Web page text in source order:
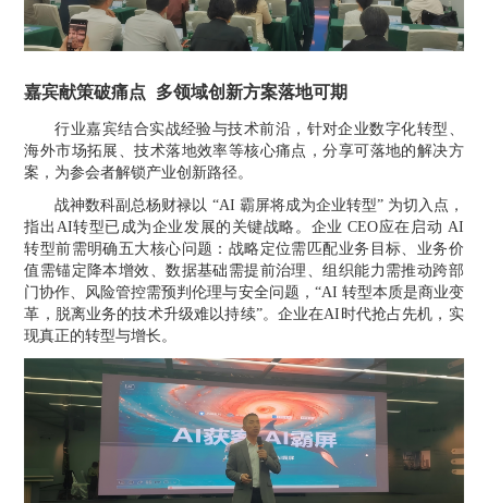
嘉宾献策破痛点 多领域创新方案落地可期
行业嘉宾结合实战经验与技术前沿，针对企业数字化转型、
海外市场拓展、技术落地效率等核心痛点，分享可落地的解决方
案，为参会者解锁产业创新路径。
战神数科副总杨财禄以 “AI 霸屏将成为企业转型” 为切入点，
指出AI转型已成为企业发展的关键战略。企业 CEO应在 启动 AI
转型前需明确五大核心问题：战略定位需匹配业务目标、业务价
值需锚定降本增效、数据基础需提前治理、组织能力需推动跨部
门协作、风险管控需预判伦理与安全问题，“AI 转型本质是商业变
革，脱离业务的技术升级难以持续”。企业在AI时代抢占先机，实
现真正的转型与增长。